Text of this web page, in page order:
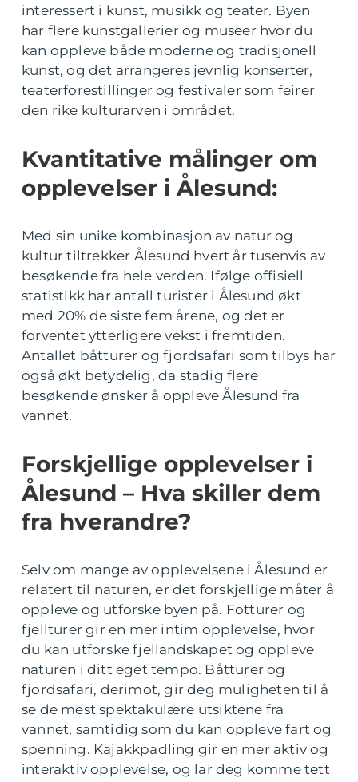
interessert i kunst, musikk og teater. Byen
har flere kunstgallerier og museer hvor du
kan oppleve både moderne og tradisjonell
kunst, og det arrangeres jevnlig konserter,
teaterforestillinger og festivaler som feirer
den rike kulturarven i området.
Kvantitative målinger om
opplevelser i Ålesund:
Med sin unike kombinasjon av natur og
kultur tiltrekker Ålesund hvert år tusenvis av
besøkende fra hele verden. Ifølge offisiell
statistikk har antall turister i Ålesund økt
med 20% de siste fem årene, og det er
forventet ytterligere vekst i fremtiden.
Antallet båtturer og fjordsafari som tilbys har
også økt betydelig, da stadig flere
besøkende ønsker å oppleve Ålesund fra
vannet.
Forskjellige opplevelser i
Ålesund – Hva skiller dem
fra hverandre?
Selv om mange av opplevelsene i Ålesund er
relatert til naturen, er det forskjellige måter å
oppleve og utforske byen på. Fotturer og
fjellturer gir en mer intim opplevelse, hvor
du kan utforske fjellandskapet og oppleve
naturen i ditt eget tempo. Båtturer og
fjordsafari, derimot, gir deg muligheten til å
se de mest spektakulære utsiktene fra
vannet, samtidig som du kan oppleve fart og
spenning. Kajakkpadling gir en mer aktiv og
interaktiv opplevelse, og lar deg komme tett